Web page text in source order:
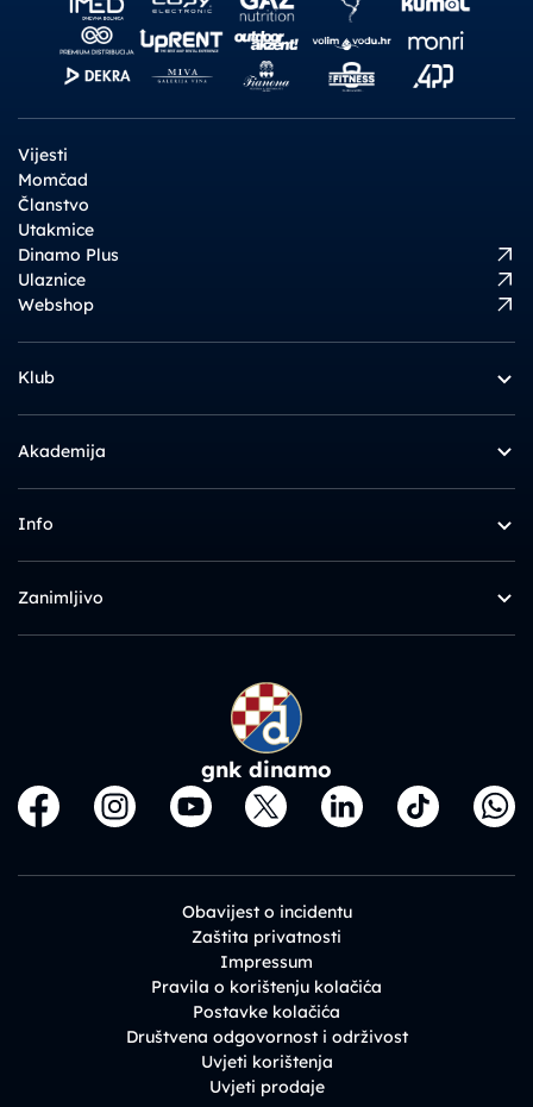
Vijesti
Momčad
Članstvo
Utakmice
Dinamo Plus
Ulaznice
Webshop
Klub
Akademija
Info
Zanimljivo
gnk dinamo
Obavijest o incidentu
Zaštita privatnosti
Impressum
Pravila o korištenju kolačića
Postavke kolačića
Društvena odgovornost i održivost
Uvjeti korištenja
Uvjeti prodaje